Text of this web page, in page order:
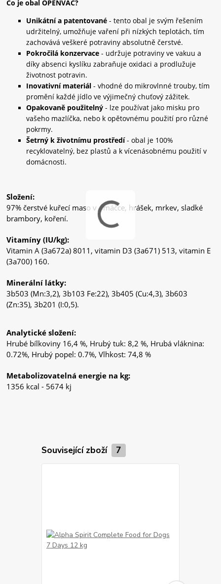
Co je obal OPENVAC?
Unikátní a patentované - tento obal je svým řešením
udržitelný, umožňuje vaření při nízkých teplotách, tím
zachovává veškeré potraviny absolutně čerstvé.
Pokročilá konzervace - udržuje potraviny ve vakuu a
díky absenci kyslíku zabraňuje oxidaci a prodlužuje
životnost potravin.
Inovativní materiál - vhodné do mikrovlnné trouby, tím
promění každé jídlo ve výjimečný chuťový zážitek.
Opakovaně použitelný - lze používat jako misku pro
vašeho mazlíčka, nebo k opětovnému použití pro různé
pokrmy.
Šetrný k životnímu prostředí- obal je 100%
recyklovatelný, bez plastů a k vícenásobnému použití v
domácnosti.
Složení:
97% čerstvé kuřecí maso v omáčce, hrášek, mrkev, sladké
brambory, koření.
Vitamíny (IU/kg):
Vitamin A (3a672a) 8011, vitamin D3 (3a671) 513, vitamin E
(3a700) 160.
Minerální látky:
3b503 (Mn:3,2), 3b103 Fe:22), 3b405 (Cu:4,3), 3b603
(Zn:35), 3b201 (I:0,5).
Analytické složení:
Hrubé bílkoviny 16,4 %, Hrubý tuk: 8,2 %, Hrubá vláknina:
0.72%, Hrubý popel: 0.7%, Vlhkost: 74,8 %
Metabolizovatelná energie na kg:
1356 kcal - 5674 kj
Související zboží 7